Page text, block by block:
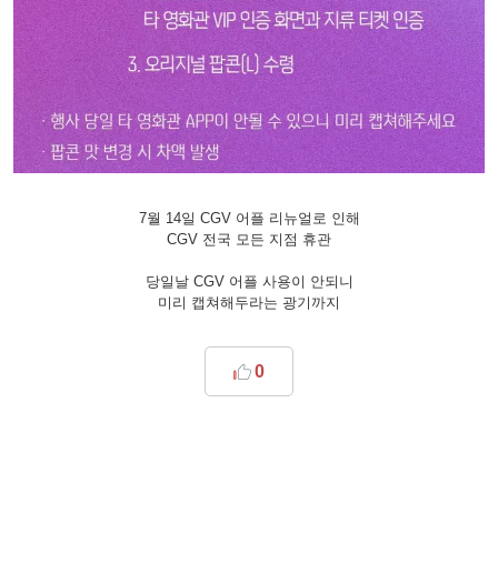
7월 14일 CGV 어플 리뉴얼로 인해
CGV 전국 모든 지점 휴관
당일날 CGV 어플 사용이 안되니
미리 캡쳐해두라는 광기까지
0